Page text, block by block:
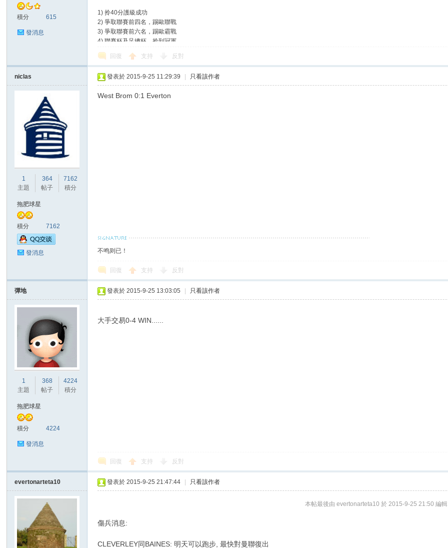
積分 615
發消息
1) 拎40分護級成功
2) 爭取聯賽前四名，踢歐聯戰
3) 爭取聯賽前六名，踢歐霸戰
4) 聯賽杯及足總杯，拎到冠軍
回復 支持 反對
niclas
1
主題
364
帖子
7162
積分
拖肥球星
積分 7162
發消息
發表於 2015-9-25 11:29:39 只看該作者
West Brom 0:1 Everton
不鸣则已！
回復 支持 反對
彈地
1
主題
368
帖子
4224
積分
拖肥球星
積分 4224
發消息
發表於 2015-9-25 13:03:05 只看該作者
大手交易0-4 WIN......
回復 支持 反對
evertonarteta10 發表於 2015-9-25 21:47:44 只看該作者
本帖最後由 evertonarteta10 於 2015-9-25 21:50 編輯
傷兵消息:
CLEVERLEY同BAINES: 明天可以跑步, 最快對曼聯復出